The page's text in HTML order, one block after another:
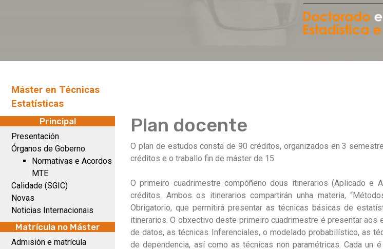
Máster en Técnicas
Estatísticas
Principal
Presentación
Órganos de Goberno
Normativas e Acordos
MTE
Calidade (SGIC)
Novas
Noticias Internacionais
Matrícula no Máster
Admisión e matrícula
Plan docente
O plan de estudos consta de 90 créditos, organizados en 3
créditos e o traballo fin de máster de 15.
O primeiro cuadrimestre compóñeno dous itinerarios (Aplicado e
créditos. Ambos os itinerarios compartirán unha materia,
Obrigatorio, que permitirá presentar as técnicas básicas de
itinerarios. O obxectivo deste primeiro cuadrimestre é presentar aos
de datos, as técnicas Inferenciales, o modelado probabilístico, as
de dependencia, así como as técnicas non paramétricas. Cada un